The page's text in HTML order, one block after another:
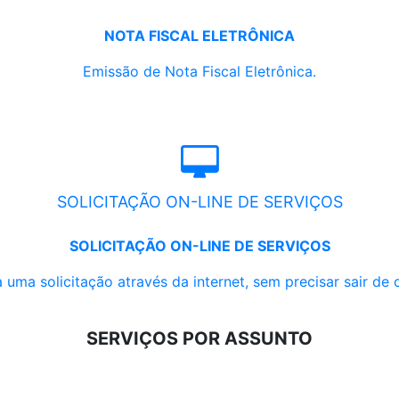
NOTA FISCAL ELETRÔNICA
Emissão de Nota Fiscal Eletrônica.
SOLICITAÇÃO ON-LINE DE SERVIÇOS
SOLICITAÇÃO ON-LINE DE SERVIÇOS
uma solicitação através da internet, sem precisar sair de
SERVIÇOS POR ASSUNTO